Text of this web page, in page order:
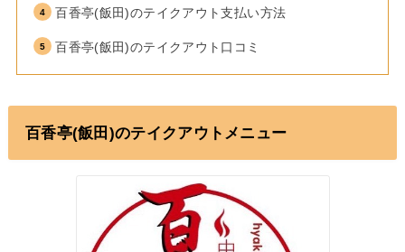
百香亭(飯田)のテイクアウト支払い方法
百香亭(飯田)のテイクアウト口コミ
百香亭(飯田)のテイクアウトメニュー